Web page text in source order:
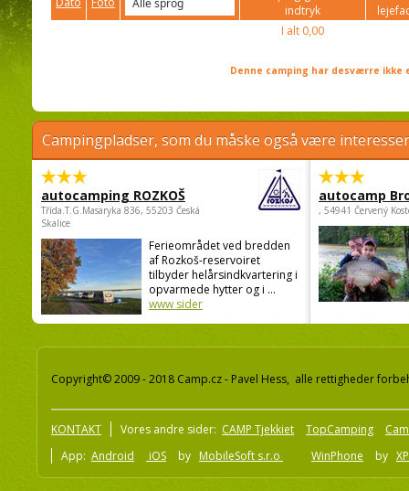
indtryk
I alt 0,00
Denne camping har desværre
Campingpladser, som du måske også være
autocamping ROZKOŠ
Třída.T.G.Masaryka 836, 55203 Česká
Skalice
Ferieområdet ved bredden
af Rozkoš-reservoiret
tilbyder helårsindkvartering i
opvarmede hytter og i ...
www sider
autocamp
, 54941 Červený
Copyright© 2009 - 2018 Camp.cz - Pavel Hess, alle rettigheder
KONTAKT Vores andre sider: CAMP Tjekkiet TopCamping
App: Android iOS by MobileSoft s.r.o WinPhone by